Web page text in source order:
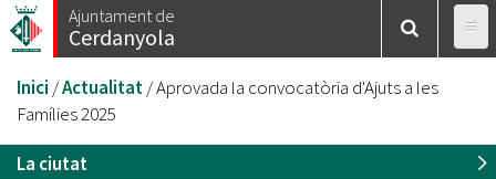
Vés
al
Ajuntament de
Cerdanyola
Esteu
aquí
Inici /Actualitat/Aprovada la convocatòria d'Ajuts a les
Famílies 2025
La ciutat